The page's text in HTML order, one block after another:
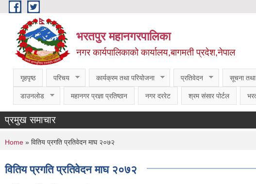
Skip to main content
भरतपुर महानगरपालिका
नगर कार्यपालिकाको कार्यालय,बागमती प्रदेश,नेपाल
गृहपृष्ठ परिचय कार्यक्रम तथा परियोजना प्रतिवेदन सूचना तथा
डाउनलोड महानगर प्रज्ञा प्रतिष्ठान नगर दररेट श्रम संसार पोर्टल
प्रमुख समाचार
You are here
Home » वितिय प्रगति प्रतिवेदन माघ २०७२
वितिय प्रगति प्रतिवेदन माघ २०७२